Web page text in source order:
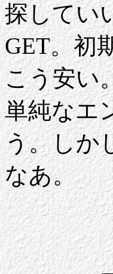
探してい
GET。初
こう安い
単純なエ
う。しか
なあ。